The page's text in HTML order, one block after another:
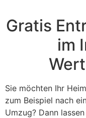
Gratis
im
Sie möchten Ihr
zum Beispiel nach
Umzug? Dann